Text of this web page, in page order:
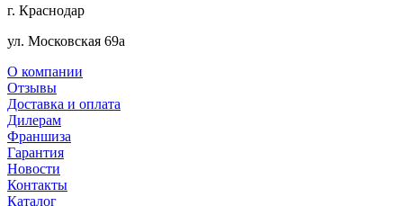
г. Краснодар
ул. Московская 69а
О компании
Отзывы
Доставка и оплата
Дилерам
Франшиза
Гарантия
Новости
Контакты
Каталог